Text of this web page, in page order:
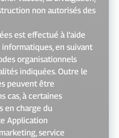
non autorisés des
est effectué à l’aide
informatiques, en suivant
organisationnels
indiquées. Outre le
peuvent être
cas, à certaines
en charge du
Application
service